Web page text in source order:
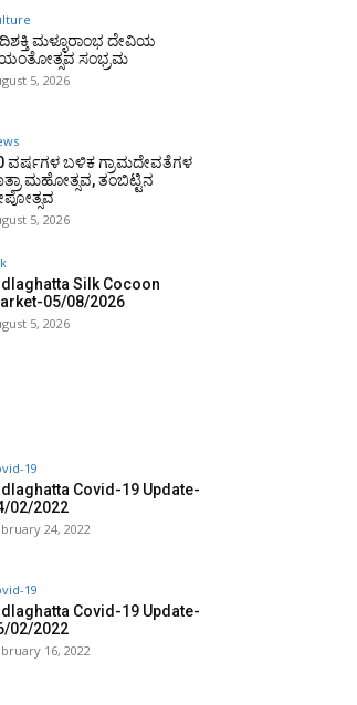
ಮಳ್ಳೂರಾಂಭ ದೇವಿಯ
ಸಂಭ್ರಮ
5, 2026
ವರ್ಷಗಳ ಬಳಿಕ ಗ್ರಾಮದೇವತೆಗಳ
ಮಹೋತ್ಸವ, ತಂಬಿಟ್ಟಿನ
5, 2026
Silk Cocoon
05/08/2026
5, 2026
19
Covid-19 Update-
02/2022
24, 2022
19
Covid-19 Update-
02/2022
16, 2022